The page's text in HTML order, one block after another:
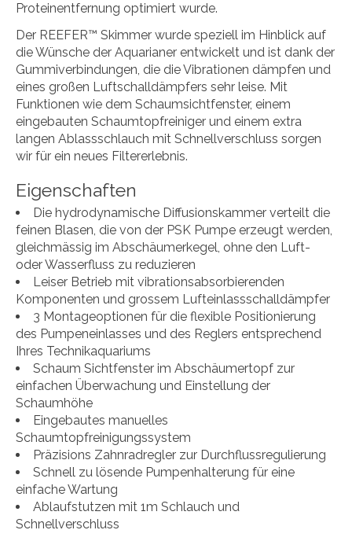
Proteinentfernung optimiert wurde.
Der REEFER™ Skimmer wurde speziell im Hinblick auf
die Wünsche der Aquarianer entwickelt und ist dank der
Gummiverbindungen, die die Vibrationen dämpfen und
eines großen Luftschalldämpfers sehr leise. Mit
Funktionen wie dem Schaumsichtfenster, einem
eingebauten Schaumtopfreiniger und einem extra
langen Ablassschlauch mit Schnellverschluss sorgen
wir für ein neues Filtererlebnis.
Eigenschaften
Die hydrodynamische Diffusionskammer verteilt die
feinen Blasen, die von der PSK Pumpe erzeugt werden,
gleichmässig im Abschäumerkegel, ohne den Luft-
oder Wasserfluss zu reduzieren
Leiser Betrieb mit vibrationsabsorbierenden
Komponenten und grossem Lufteinlassschalldämpfer
3 Montageoptionen für die flexible Positionierung
des Pumpeneinlasses und des Reglers entsprechend
Ihres Technikaquariums
Schaum Sichtfenster im Abschäumertopf zur
einfachen Überwachung und Einstellung der
Schaumhöhe
Eingebautes manuelles
Schaumtopfreinigungssystem
Präzisions Zahnradregler zur Durchflussregulierung
Schnell zu lösende Pumpenhalterung für eine
einfache Wartung
Ablaufstutzen mit 1m Schlauch und
Schnellverschluss